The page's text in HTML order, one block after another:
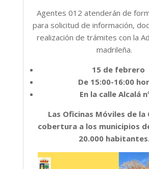
Agentes 012 atenderán de
para solicitud de información,
realización de trámites con la
madrileña.
15 de febrero
De 15:00-16:00
En la calle Alcalá
Las Oficinas Móviles de la
cobertura a los municipios
20.000